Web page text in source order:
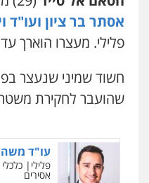
אסתר בר ציון ועו"ד
פלילי. מעצרו הוארך עד 24 במאי.
חשוד שמיני שנעצר
שהועבר לחקירת
פלילי
עו"ד תמיר
עו"ד משה
פלילי כלכלי
אסירים